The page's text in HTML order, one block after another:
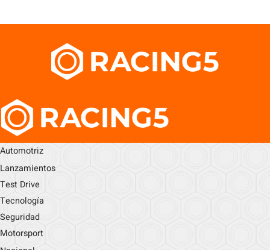
Automotriz
Lanzamientos
Test Drive
Tecnología
Seguridad
Motorsport